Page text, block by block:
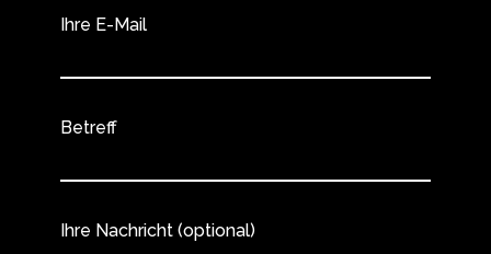
Ihre E-Mail
Betreff
Ihre Nachricht (optional)